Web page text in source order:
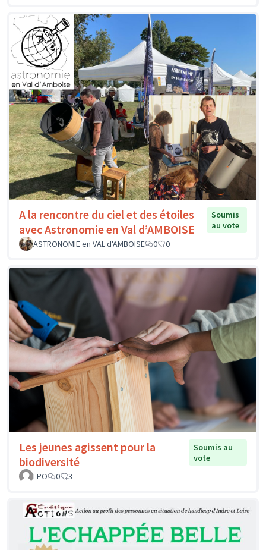
A la rencontre du ciel et des étoiles
avec Astronomie en Val d’AMBOISE
Soumis
au vote
ASTRONOMIE en VAL d'AMBOISE
0 0
Les jeunes agissent pour la
biodiversité
Soumis au
vote
LPO
0 3